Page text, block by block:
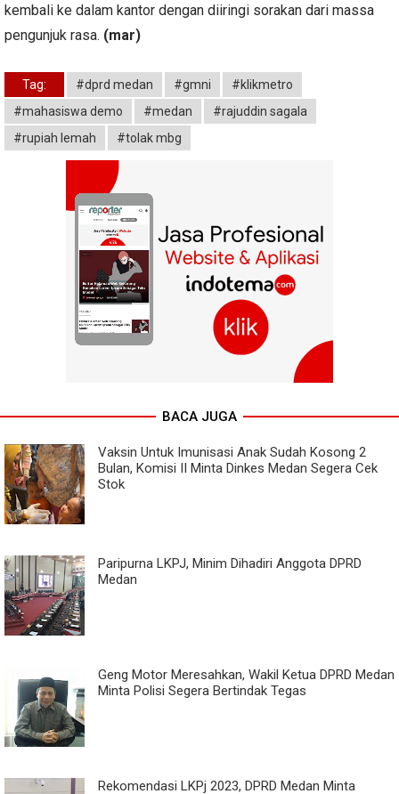
kembali ke dalam kantor dengan diiringi sorakan dari massa
pengunjuk rasa. (mar)
Tag: #dprd medan #gmni
#klikmetro
#mahasiswa demo
#medan
#rajuddin sagala
#rupiah lemah
#tolak mbg
BACA JUGA
Vaksin Untuk Imunisasi Anak Sudah Kosong 2
Bulan, Komisi II Minta Dinkes Medan Segera Cek
Stok
Paripurna LKPJ, Minim Dihadiri Anggota DPRD
Medan
Geng Motor Meresahkan, Wakil Ketua DPRD Medan
Minta Polisi Segera Bertindak Tegas
Rekomendasi LKPj 2023, DPRD Medan Minta